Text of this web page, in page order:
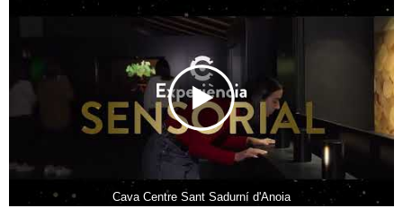
Cava Centre Sant Sadurní d'Anoia